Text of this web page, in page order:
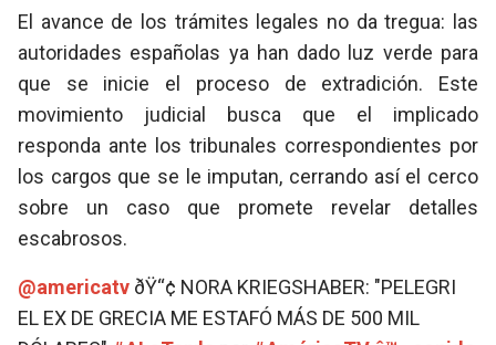
El avance de los trámites legales no da tregua: las
autoridades españolas ya han dado luz verde para
que se inicie el proceso de extradición. Este
movimiento judicial busca que el implicado
responda ante los tribunales correspondientes por
los cargos que se le imputan, cerrando así el cerco
sobre un caso que promete revelar detalles
escabrosos.
@americatv ðŸ“¢ NORA KRIEGSHABER: "PELEGRI
EL EX DE GRECIA ME ESTAFÓ MÁS DE 500 MIL